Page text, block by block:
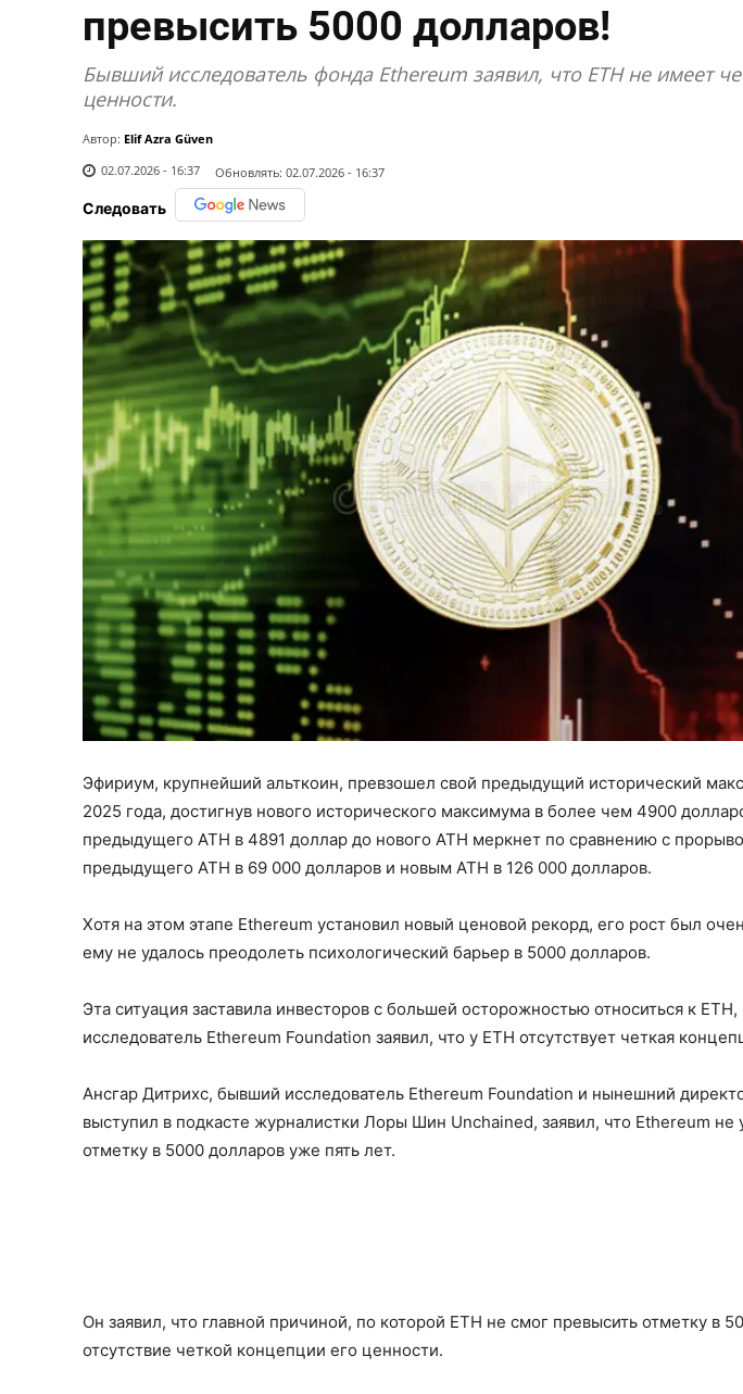
превысить 5000 долларов!
Бывший исследователь фонда Ethereum заявил, что ETH не имеет
ценности.
Автор: Elif Azra Güven
02.07.2026 - 16:37
Обновлять: 02.07.2026 - 16:37
Следовать
Эфириум, крупнейший альткоин, превзошел свой предыдущий исторический
2025 года, достигнув нового исторического максимума в более чем 4900
предыдущего ATH в 4891 доллар до нового ATH меркнет по сравнению с
предыдущего ATH в 69 000 долларов и новым ATH в 126 000 долларов.
Хотя на этом этапе Ethereum установил новый ценовой рекорд, его рост был
ему не удалось преодолеть психологический барьер в 5000 долларов.
Эта ситуация заставила инвесторов с большей осторожностью относиться к
исследователь Ethereum Foundation заявил, что у ETH отсутствует четкая
Ансгар Дитрихс, бывший исследователь Ethereum Foundation и нынешний
выступил в подкасте журналистки Лоры Шин Unchained, заявил, что Ethereum не
отметку в 5000 долларов уже пять лет.
Он заявил, что главной причиной, по которой ETH не смог превысить отметку в
отсутствие четкой концепции его ценности.